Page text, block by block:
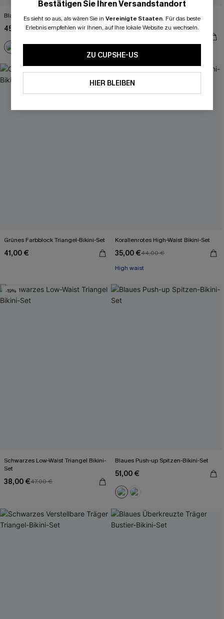
Blaues Standard-Waist Bikini-Set
45,00 €
Grünes Breite Träger Bikini-Set mit
tiefem Ausschnitt
Grünes Farbblock Triangel-Bikini-Set
41,00 €
Korallenrotes High-Waist Bikini-Set
35,00 €44,00 €
High waist
-19%
Schwarzes Low-Waist Triangel Bikini-
Set
38,00 €47,00 €
Blaues Push-up Spitzen-Bikini-Set
51,00 €
Bestätigen Sie Ihren Versandstandort
Es sieht so aus, als wären Sie in Vereinigte Staaten. Für das beste
Erlebnis empfehlen wir Ihnen, auf Ihre lokale Website zu wechseln.
ZU CUPSHE-US
HIER BLEIBEN